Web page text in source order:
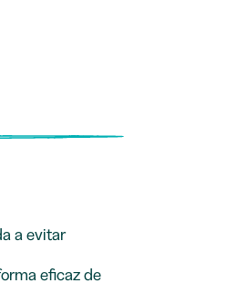
a evitar
eficaz de